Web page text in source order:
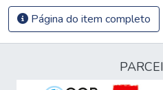
Página do item completo